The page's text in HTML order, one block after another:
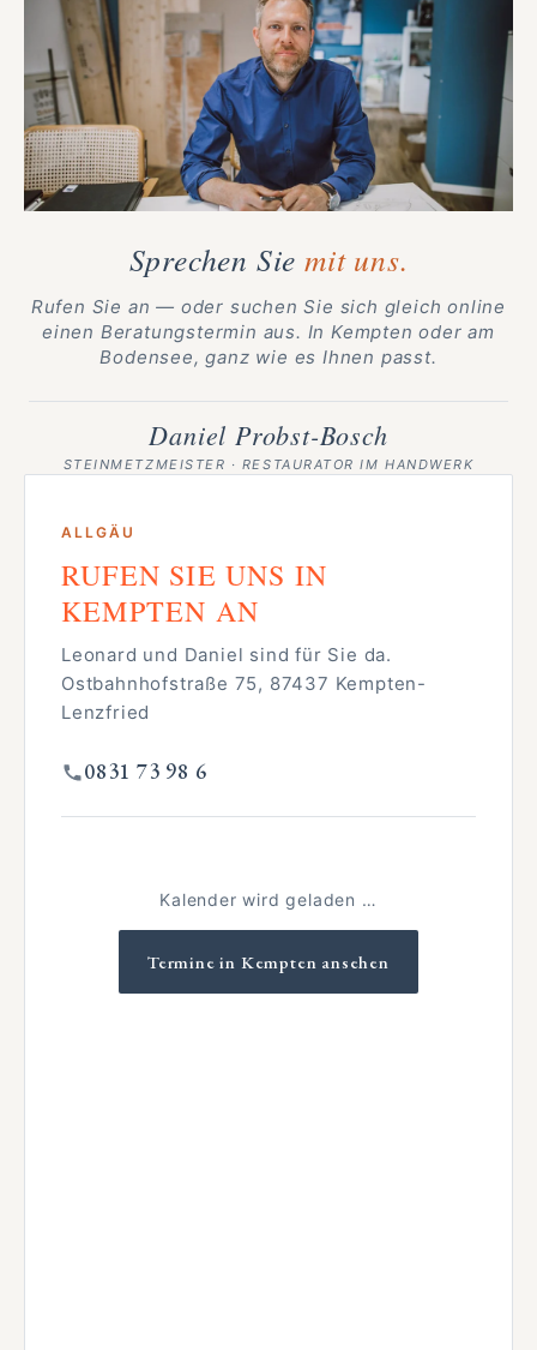
Sprechen Sie mit uns.
Rufen Sie an — oder suchen Sie sich gleich online
einen Beratungstermin aus. In Kempten oder am
Bodensee, ganz wie es Ihnen passt.
Daniel Probst-Bosch
STEINMETZMEISTER · RESTAURATOR IM HANDWERK
ALLGÄU
RUFEN SIE UNS IN
KEMPTEN AN
Leonard und Daniel sind für Sie da.
Ostbahnhofstraße 75, 87437 Kempten-
Lenzfried
0831 73 98 6
Kalender wird geladen …
Termine in Kempten ansehen